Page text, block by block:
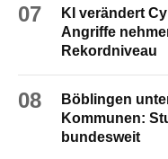
07
KI verändert
Angriffe
Rekordniveau
08
Böblingen
Kommunen:
bundesweit